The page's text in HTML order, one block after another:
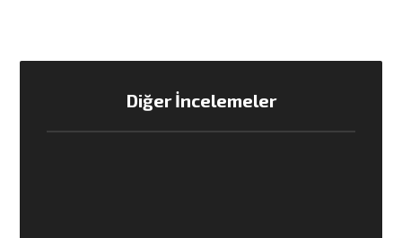
Diğer İncelemeler